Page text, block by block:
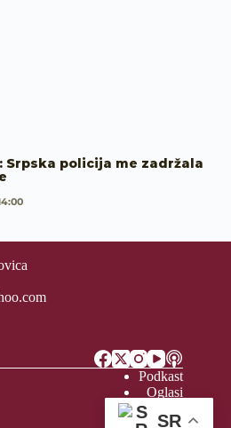
policija me zadržala
Podkast
Oglasi
Vreme
SR